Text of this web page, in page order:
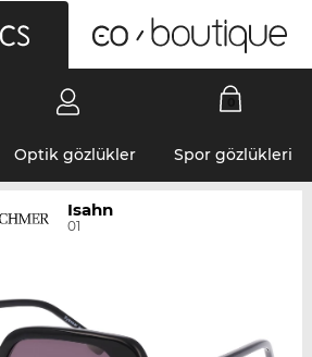
Optik gözlükler Spor gözlükleri
Isahn
01